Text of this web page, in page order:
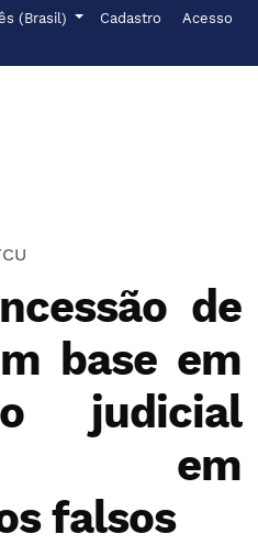
principal
(Brasil)de Cadastro Acesso
de
base em
judicial
em
falsos